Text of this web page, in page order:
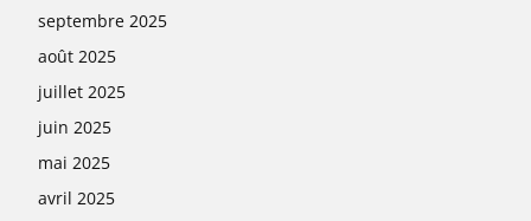
septembre 2025
août 2025
juillet 2025
juin 2025
mai 2025
avril 2025